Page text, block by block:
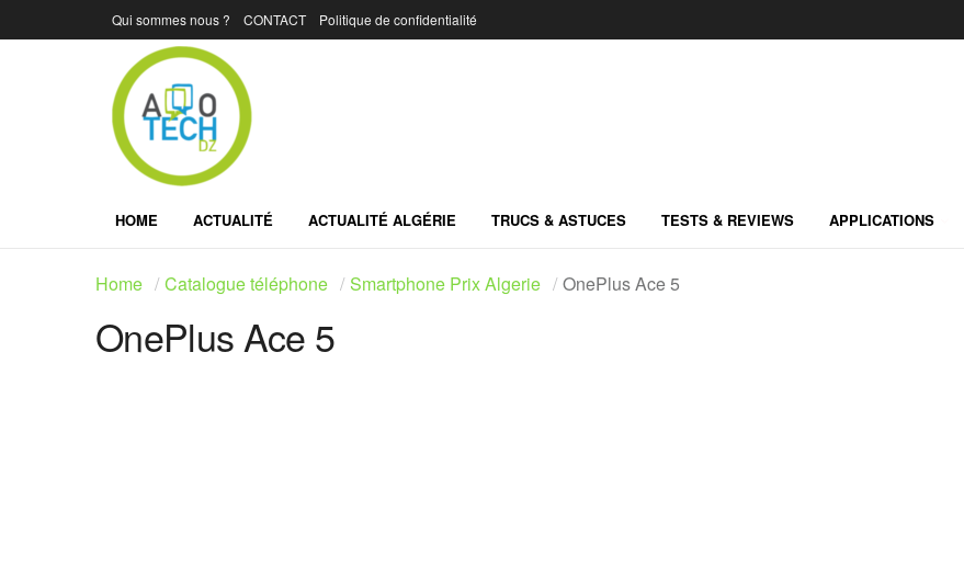
Qui sommes nous ? CONTACT Politique de confidentialité
HOME ACTUALITÉ ACTUALITÉ ALGÉRIE TRUCS & ASTUCES TESTS & REVIEWS APPLICATIONS
Home Catalogue téléphone Smartphone Prix Algerie OnePlus Ace 5
OnePlus Ace 5